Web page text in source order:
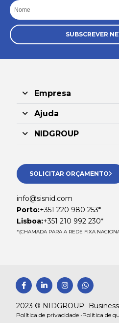
Nome
SUBSCREVER
Empresa
Ajuda
NIDGROUP
SOLICITAR ORÇAMENTO
info@sisnid.com
Porto:+351 220 980 253*
Lisboa:+351 210 992 230*
*(CHAMADA PARA A REDE FIXA
F
a
c
e
b
o
L
i
n
k
e
d
I
n
s
t
a
g
W
h
a
a
2023 ® NIDGROUP-
Política de privacidade •Política de